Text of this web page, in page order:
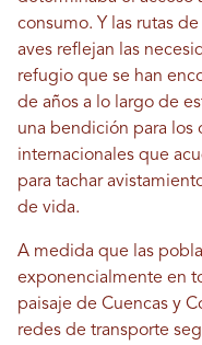
consumo. Y las rutas
aves reflejan las
refugio que se han
de años a lo largo de
una bendición para los
internacionales que
para tachar
de vida.
A medida que las
exponencialmente en
paisaje de Cuencas y
redes de transporte